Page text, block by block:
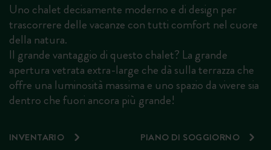
Uno chalet decisamente moderno e di design per
trascorrere delle vacanze con tutti comfort nel cuore
della natura.
Il grande vantaggio di questo chalet? La grande
apertura vetrata extra-large che dà sulla terrazza che
offre una luminosità massima e uno spazio da vivere sia
dentro che fuori ancora più grande!
INVENTARIO
PIANO DI SOGGIORNO